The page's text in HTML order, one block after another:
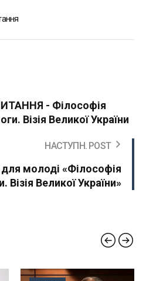
- Філософія
Візія Великої України
НАСТУПН. POST
молоді «Філософія
Візія Великої України»